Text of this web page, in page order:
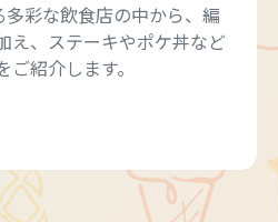
彩な飲食店の中から、編
え、ステーキやポケ丼など
紹介します。